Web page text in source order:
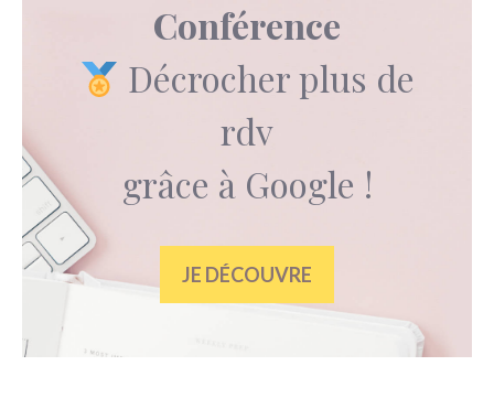
Conférence
Décrocher plus de
rdv
grâce à Google !
JE DÉCOUVRE